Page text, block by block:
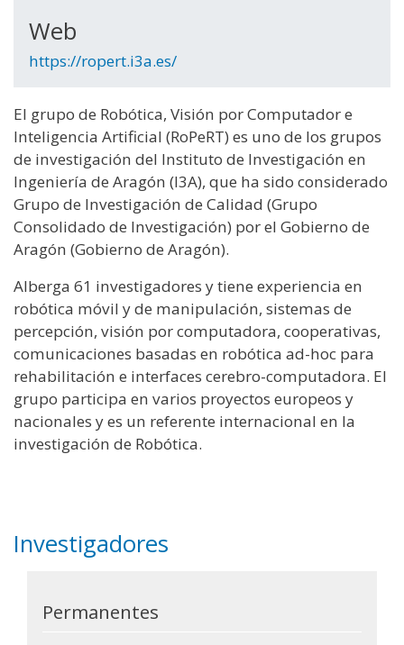
Web
https://ropert.i3a.es/
El grupo de Robótica, Visión por Computador e
Inteligencia Artificial (RoPeRT) es uno de los grupos
de investigación del Instituto de Investigación en
Ingeniería de Aragón (I3A), que ha sido considerado
Grupo de Investigación de Calidad (Grupo
Consolidado de Investigación) por el Gobierno de
Aragón (Gobierno de Aragón).
Alberga 61 investigadores y tiene experiencia en
robótica móvil y de manipulación, sistemas de
percepción, visión por computadora, cooperativas,
comunicaciones basadas en robótica ad-hoc para
rehabilitación e interfaces cerebro-computadora. El
grupo participa en varios proyectos europeos y
nacionales y es un referente internacional en la
investigación de Robótica.
Investigadores
Permanentes